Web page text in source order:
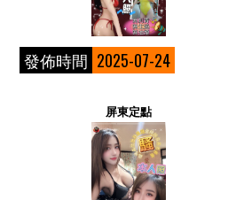
發佈時間 2025-07-24
屏東定點